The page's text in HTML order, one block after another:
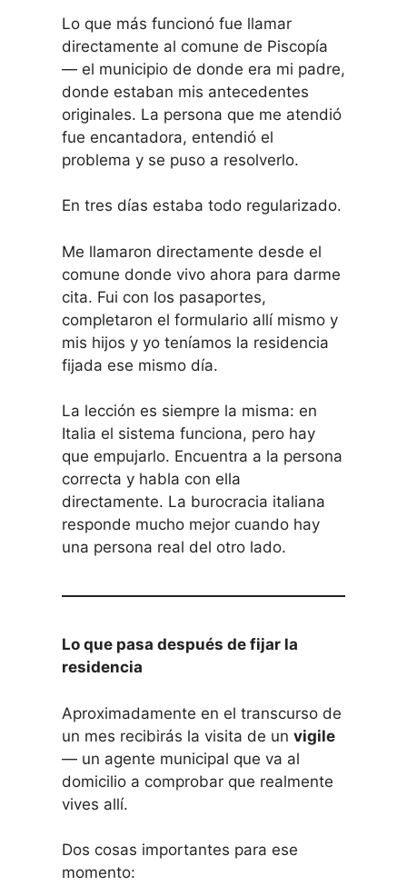
Lo que más funcionó fue llamar
directamente al comune de Piscopía
— el municipio de donde era mi padre,
donde estaban mis antecedentes
originales. La persona que me atendió
fue encantadora, entendió el
problema y se puso a resolverlo.
En tres días estaba todo regularizado.
Me llamaron directamente desde el
comune donde vivo ahora para darme
cita. Fui con los pasaportes,
completaron el formulario allí mismo y
mis hijos y yo teníamos la residencia
fijada ese mismo día.
La lección es siempre la misma: en
Italia el sistema funciona, pero hay
que empujarlo. Encuentra a la persona
correcta y habla con ella
directamente. La burocracia italiana
responde mucho mejor cuando hay
una persona real del otro lado.
Lo que pasa después de fijar la
residencia
Aproximadamente en el transcurso de
un mes recibirás la visita de un vigile
— un agente municipal que va al
domicilio a comprobar que realmente
vives allí.
Dos cosas importantes para ese
momento: